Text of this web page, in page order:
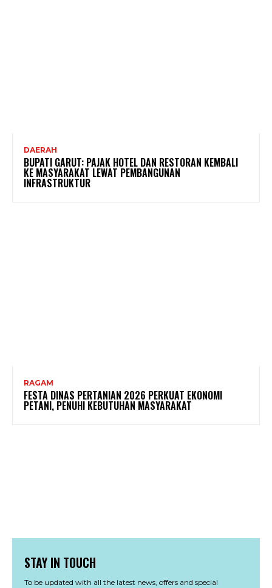
DAERAH
BUPATI GARUT: PAJAK HOTEL DAN RESTORAN KEMBALI
KE MASYARAKAT LEWAT PEMBANGUNAN
INFRASTRUKTUR
RAGAM
FESTA DINAS PERTANIAN 2026 PERKUAT EKONOMI
PETANI, PENUHI KEBUTUHAN MASYARAKAT
STAY IN TOUCH
To be updated with all the latest news, offers and special